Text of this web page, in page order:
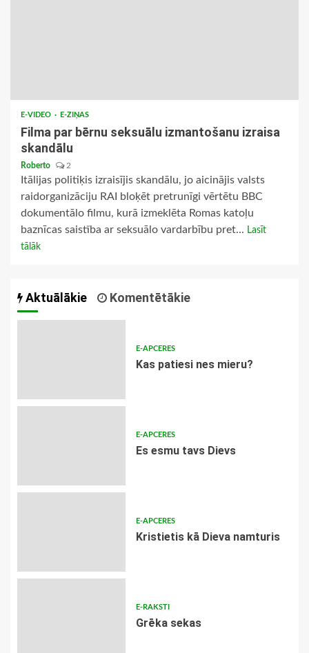
E-VIDEO E-ZIŅAS
Filma par bērnu seksuālu izmantošanu izraisa
skandālu
Roberto 2
Itālijas politiķis izraisījis skandālu, jo aicinājis valsts
raidorganizāciju RAI bloķēt pretrunīgi vērtētu BBC
dokumentālo filmu, kurā izmeklēta Romas katoļu
baznīcas saistība ar seksuālo vardarbību pret... Lasīt
tālāk
Aktuālākie Komentētākie
E-APCERES
​Kas patiesi nes mieru?
E-APCERES
Es esmu tavs Dievs
E-APCERES
Kristietis kā Dieva namturis
E-RAKSTI
Grēka sekas